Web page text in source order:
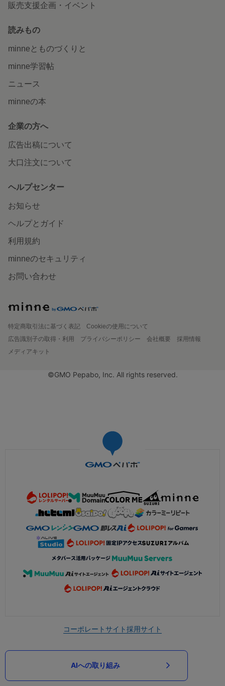
販売支援企画・イベント
読みもの
minneとものづくりと
minne学習帖
ニュース
minneの本
企業の方へ
広告出稿について
大口注文について
ヘルプセンター
お知らせ
ヘルプとガイド
利用規約
minneのセキュリティ
お問い合わせ
特定商取引法に基づく表記
Cookieの使用について
広告識別子の取得・利用
プライバシーポリシー 会社概要
採用情報
メディアキット
©GMO Pepabo, Inc. All rights reserved.
コーポレートサイト採用サイト
AIへの取り組み